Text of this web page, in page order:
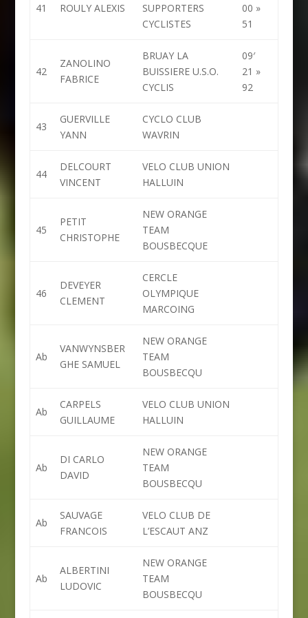
41 ROULY ALEXIS
SUPPORTERS
CYCLISTES
00 »
51
42
ZANOLINO
FABRICE
BRUAY LA
BUISSIERE U.S.O.
CYCLIS
09′
21 »
92
43
GUERVILLE
YANN
CYCLO CLUB
WAVRIN
44
DELCOURT
VINCENT
VELO CLUB UNION
HALLUIN
45
PETIT
CHRISTOPHE
NEW ORANGE
TEAM
BOUSBECQUE
46
DEVEYER
CLEMENT
CERCLE
OLYMPIQUE
MARCOING
Ab
VANWYNSBER
GHE SAMUEL
NEW ORANGE
TEAM
BOUSBECQU
Ab
CARPELS
GUILLAUME
VELO CLUB UNION
HALLUIN
Ab
DI CARLO
DAVID
NEW ORANGE
TEAM
BOUSBECQU
Ab
SAUVAGE
FRANCOIS
VELO CLUB DE
L’ESCAUT ANZ
Ab
ALBERTINI
LUDOVIC
NEW ORANGE
TEAM
BOUSBECQU